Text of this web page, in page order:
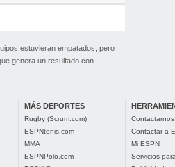
estuvieran empatados, pero
genera un resultado con
MÁS DEPORTES
Rugby (Scrum.com)
ESPNtenis.com
MMA
ESPNPolo.com
Contactarnos
Contactar a
Mi ESPN
Servicios